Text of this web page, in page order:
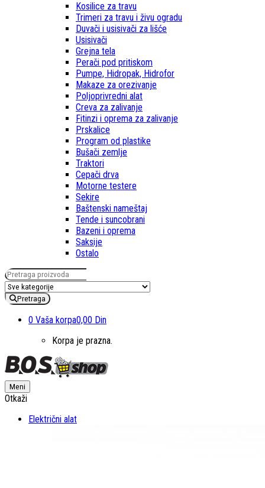
Kosilice za travu
Trimeri za travu i živu ogradu
Duvači i usisivači za lišće
Usisivači
Grejna tela
Perači pod pritiskom
Pumpe, Hidropak, Hidrofor
Makaze za orezivanje
Poljoprivredni alat
Creva za zalivanje
Fitinzi i oprema za zalivanje
Prskalice
Program od plastike
Bušači zemlje
Traktori
Cepači drva
Motorne testere
Sekire
Baštenski nameštaj
Tende i suncobrani
Bazeni i oprema
Saksije
Ostalo
Pretraga za:
Pretraga
0 Vaša korpa0,00 Din
Korpa je prazna.
Meni
Otkaži
Električni alat